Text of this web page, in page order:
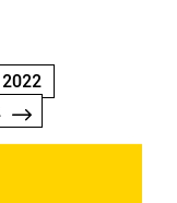
2022